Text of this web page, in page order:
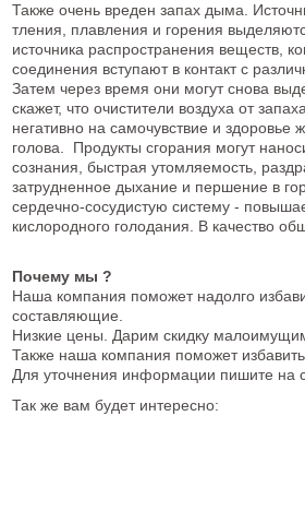
Также очень вреден запах дыма.
тления, плавления и горения
источника распространения веществ,
соединения вступают в контакт с
Затем через время они могут снова
скажет, что очистители воздуха от
негативно на самочувствие и
голова. Продукты сгорания могут
сознания, быстрая утомляемость,
затрудненное дыхание и першение в
сердечно-сосудистую систему -
кислородного голодания. В качество
Почему мы ?
Наша компания поможет надолго
составляющие.
Низкие цены. Дарим скидку
Также наша компания поможет
Для уточнения информации пишите на
Так же вам будет интересно: